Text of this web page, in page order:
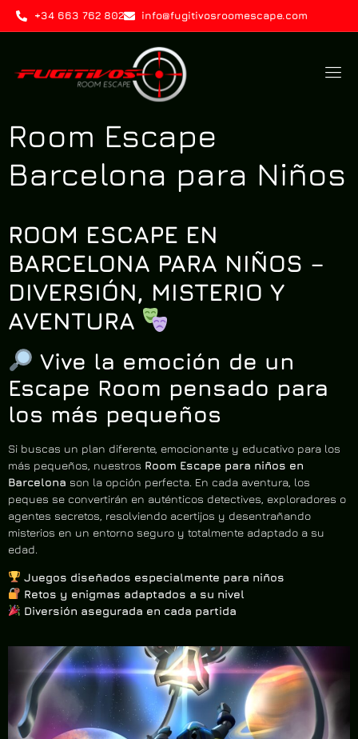
+34 663 762 802 info@fugitivosroomescape.com
Room Escape
Barcelona para Niños
ROOM ESCAPE EN
BARCELONA PARA NIÑOS –
DIVERSIÓN, MISTERIO Y
AVENTURA
Vive la emoción de un
Escape Room pensado para
los más pequeños
Si buscas un plan diferente, emocionante y educativo para los
más pequeños, nuestros Room Escape para niños en
Barcelona son la opción perfecta. En cada aventura, los
peques se convertirán en auténticos detectives, exploradores o
agentes secretos, resolviendo acertijos y desentrañando
misterios en un entorno seguro y totalmente adaptado a su
edad.
Juegos diseñados especialmente para niños
Retos y enigmas adaptados a su nivel
Diversión asegurada en cada partida